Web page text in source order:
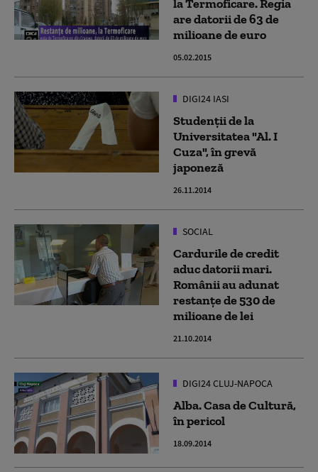
la Termoficare. Regia
are datorii de 63 de
milioane de euro
05.02.2015
DIGI24 IASI
Studenţii de la
Universitatea "Al. I
Cuza", în grevă
japoneză
26.11.2014
SOCIAL
Cardurile de credit
aduc datorii mari.
Românii au adunat
restanţe de 530 de
milioane de lei
21.10.2014
DIGI24 CLUJ-NAPOCA
Alba. Casa de Cultură,
în pericol
18.09.2014